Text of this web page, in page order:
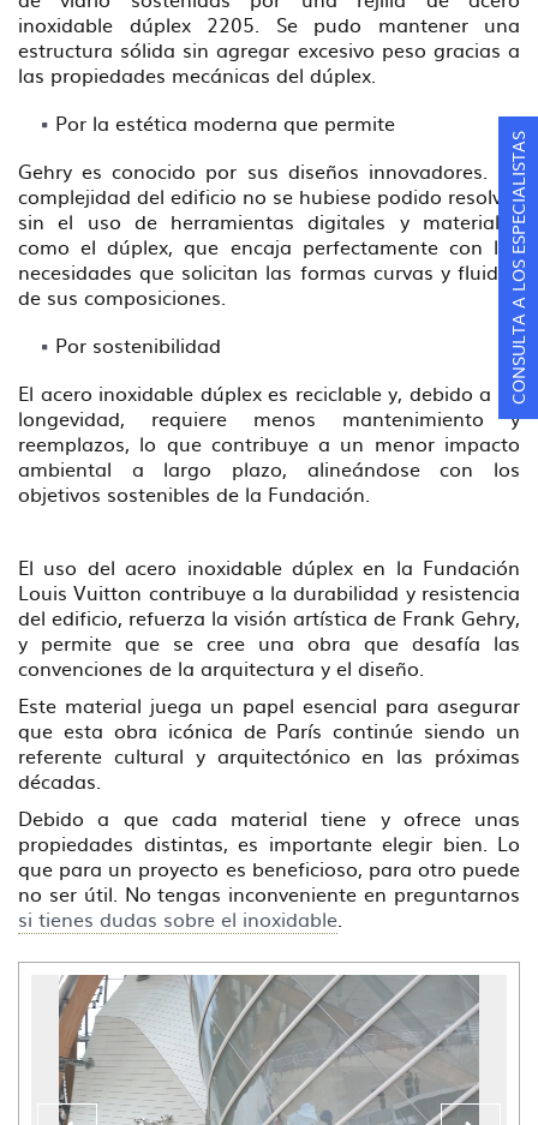
inoxidable dúplex 2205. Se pudo mantener una
estructura sólida sin agregar excesivo peso gracias a
las propiedades mecánicas del dúplex.
Por la estética moderna que permite
Gehry es conocido por sus diseños innovadores. La
complejidad del edificio no se hubiese podido resolver
sin el uso de herramientas digitales y materiales
como el dúplex, que encaja perfectamente con las
necesidades que solicitan las formas curvas y fluidas
de sus composiciones.
Por sostenibilidad
El acero inoxidable dúplex es reciclable y, debido a su
longevidad, requiere menos mantenimiento y
reemplazos, lo que contribuye a un menor impacto
ambiental a largo plazo, alineándose con los
objetivos sostenibles de la Fundación.
El uso del acero inoxidable dúplex en la Fundación
Louis Vuitton contribuye a la durabilidad y resistencia
del edificio, refuerza la visión artística de Frank Gehry,
y permite que se cree una obra que desafía las
convenciones de la arquitectura y el diseño.
Este material juega un papel esencial para asegurar
que esta obra icónica de París continúe siendo un
referente cultural y arquitectónico en las próximas
décadas.
Debido a que cada material tiene y ofrece unas
propiedades distintas, es importante elegir bien. Lo
que para un proyecto es beneficioso, para otro puede
no ser útil. No tengas inconveniente en preguntarnos
si tienes dudas sobre el inoxidable.
CONSULTA A LOS ESPECIALISTAS